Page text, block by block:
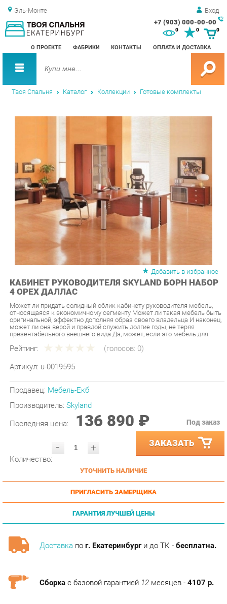
Эль-Монте Вход
+7 (903) 000-00-00
О ПРОЕКТЕ ФАБРИКИ КОНТАКТЫ ОПЛАТА И ДОСТАВКА
0 0
Твоя Спальня Каталог Коллекции Готовые комплекты
Добавить в избранное
КАБИНЕТ РУКОВОДИТЕЛЯ SKYLAND БОРН НАБОР
4 ОРЕХ ДАЛЛАС
Может ли придать солидный облик кабинету руководителя мебель,
оригинальной, эффектно дополняя образ своего владельца И наконец,
может ли она верой и правдой служить долгие годы, не теряя
презентабельного внешнего вида Да, может, если это мебель для
Рейтинг: (голосов:0)
Артикул: u-0019595
Производитель:Skyland
Последняя цена: 136 890 ₽
- ЗАКАЗАТЬ
УТОЧНИТЬ НАЛИЧИЕ
ПРИГЛАСИТЬ ЗАМЕРЩИКА
ГАРАНТИЯ ЛУЧШЕЙ ЦЕНЫ
Доставкапог. Екатеринбурги до ТК -бесплатна.